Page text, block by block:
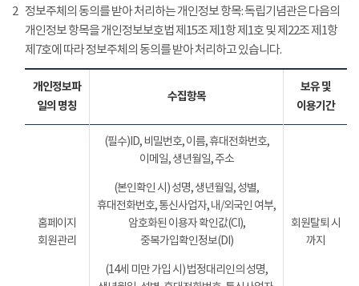
2 정보주체의 동의를 받아 처리하는 개인정보 항목: 독립기념관은 다음의
개인정보 항목을 개인정보보호법 제15조 제1항 제1호 및 제22조 제1항
제7호에 따라 정보주체의 동의를 받아 처리하고 있습니다.
개인정보파
일의 명칭
수집항목
보유 및
이용기간
홈페이지
회원관리
(필수)ID, 비밀번호, 이름, 휴대전화번호,
이메일, 생년월일, 주소
(본인확인 시) 성명, 생년월일, 성별,
휴대전화번호, 통신사업자, 내/외국인 여부,
암호화된 이용자 확인값(CI),
중복가입확인정보(DI)
(14세 미만 가입 시) 법정대리인의 성명,
회원탈퇴 시
까지